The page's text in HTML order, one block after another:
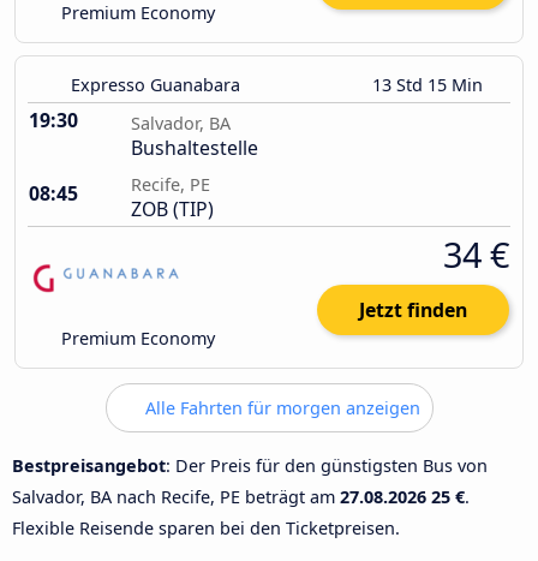
Premium Economy
Expresso Guanabara 13 Std 15 Min
19:30 Salvador, BA
Bushaltestelle
08:45
Recife, PE
ZOB (TIP)
Premium Economy
34 €
Jetzt finden
Alle Fahrten für morgen anzeigen
Bestpreisangebot: Der Preis für den günstigsten Bus von
Salvador, BA nach Recife, PE beträgt am 27.08.2026 25 €.
Flexible Reisende sparen bei den Ticketpreisen.